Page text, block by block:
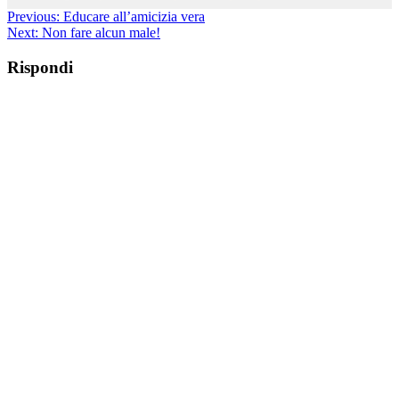
Previous: Educare all’amicizia vera
Next: Non fare alcun male!
Rispondi